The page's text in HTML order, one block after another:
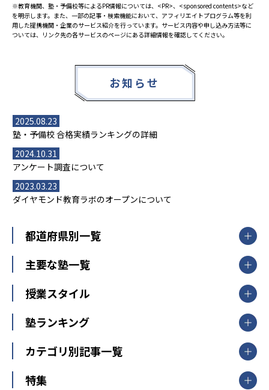
※教育機関、塾・予備校等によるPR情報については、<PR>、<sponsored contents>など
を明示します。また、一部の記事・検索機能において、アフィリエイトプログラム等を利
用した提携機関・企業のサービス紹介を行っています。サービス内容や申し込み方法等に
ついては、リンク先の各サービスのページにある詳細情報を確認してください。
お知らせ
2025.08.23
塾・予備校 合格実績ランキングの詳細
2024.10.31
アンケート調査について
2023.03.23
ダイヤモンド教育ラボのオープンについて
都道府県別一覧
北海道・東北
山形県
福島県
関東
東京都
神奈川県
茨城県
栃木県
群馬県
新潟県
主要な塾一覧
【掲載塾一覧を見る】
東京個別指導学院
明光義塾
個別教室のトライ
授業スタイル
個別指導
オンライン指導
塾ランキング
中学受験ランキング
カテゴリ別記事一覧
中学受験
特集